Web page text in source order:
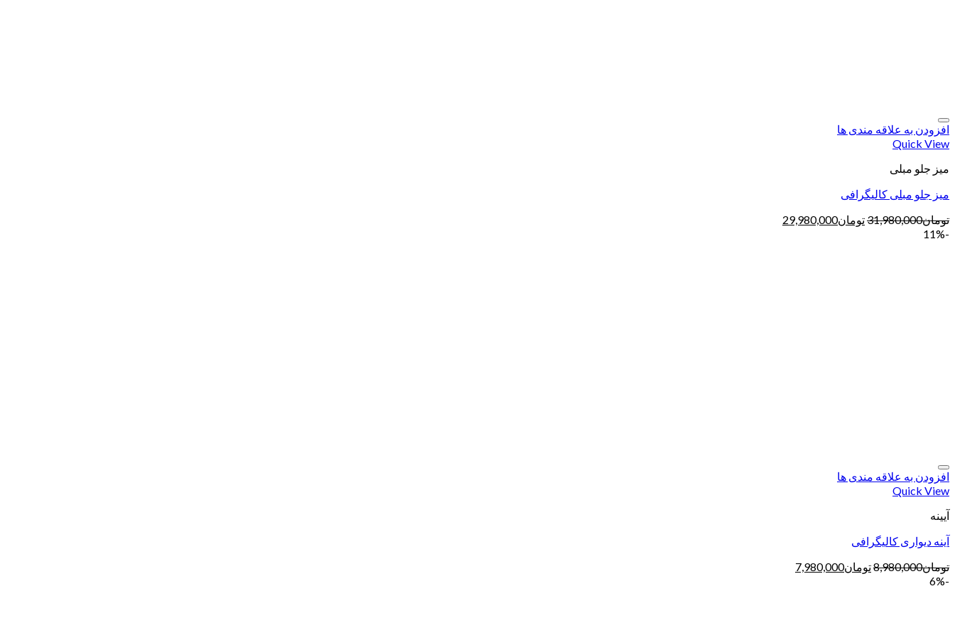
افزودن به علاقه مندی ها
Quick View
میز جلو مبلی
میز جلو مبلی کالیگرافی
تومان31,980,000تومان29,980,000
-11%
افزودن به علاقه مندی ها
Quick View
آیینه
آینه دیواری کالیگرافی
تومان8,980,000تومان7,980,000
-6%